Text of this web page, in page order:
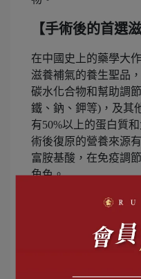
【手術後的首選
在中國史上的藥學大
滋養補氣的養生聖品
碳水化合物和幫助調
鐵、鈉、鉀等)，及其
有50%以上的蛋白質
術後復原的營養來源
富胺基酸，在免疫調
角色。
※小叮嚀：手術各有
上所描述的是一般手
議，若是較特殊的手